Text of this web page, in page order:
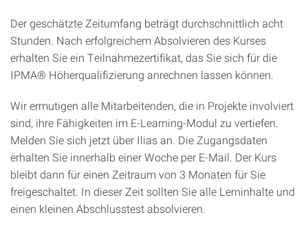
Der geschätzte Zeitumfang beträgt durchschnittlich acht
Stunden. Nach erfolgreichem Absolvieren des Kurses
erhalten Sie ein Teilnahmezertifikat, das Sie sich für die
IPMA® Höherqualifizierung anrechnen lassen können.
Wir ermutigen alle Mitarbeitenden, die in Projekte involviert
sind, ihre Fähigkeiten im E-Learning-Modul zu vertiefen.
Melden Sie sich jetzt über Ilias an. Die Zugangsdaten
erhalten Sie innerhalb einer Woche per E-Mail. Der Kurs
bleibt dann für einen Zeitraum von 3 Monaten für Sie
freigeschaltet. In dieser Zeit sollten Sie alle Lerninhalte und
einen kleinen Abschlusstest absolvieren.